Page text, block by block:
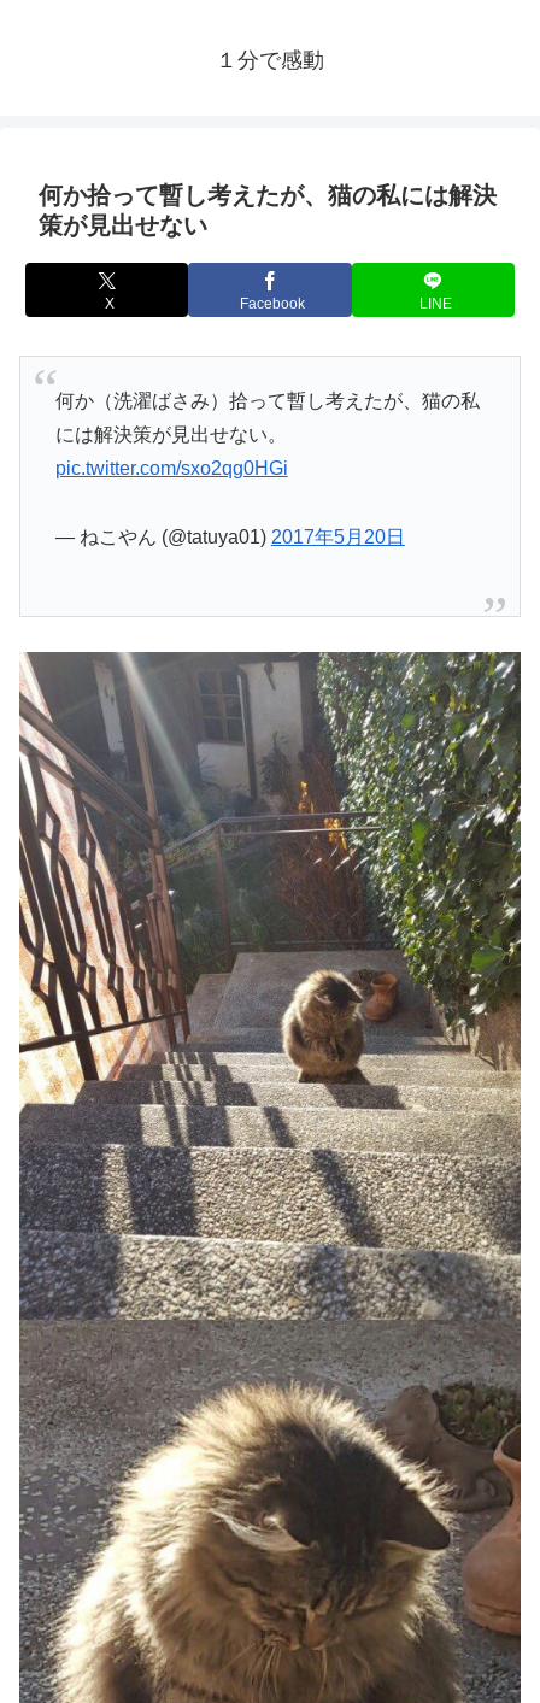
１分で感動
何か拾って暫し考えたが、猫の私には解決
策が見出せない
X Facebook LINE
何か（洗濯ばさみ）拾って暫し考えたが、猫の私
には解決策が見出せない。
pic.twitter.com/sxo2qg0HGi
— ねこやん (@tatuya01) 2017年5月20日